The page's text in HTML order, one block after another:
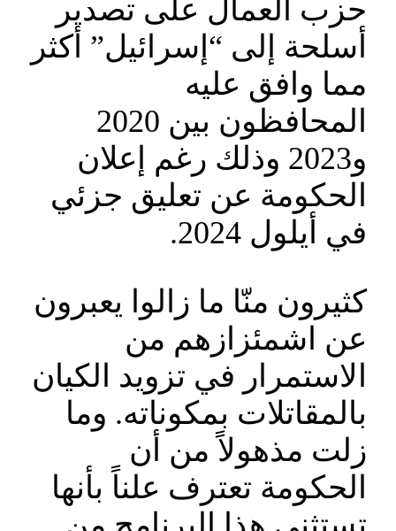
حزب العمال على تصدير
أسلحة إلى “إسرائيل” أكثر
مما وافق عليه
المحافظون بين 2020
و2023 وذلك رغم إعلان
الحكومة عن تعليق جزئي
في أيلول 2024.
كثيرون منّا ما زالوا يعبرون
عن اشمئزازهم من
الاستمرار في تزويد الكيان
بالمقاتلات بمكوناته. وما
زلت مذهولاً من أن
الحكومة تعترف علناً بأنها